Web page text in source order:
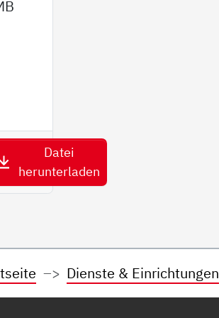
Datei
herunterladen
Dienste & Einrichtungen